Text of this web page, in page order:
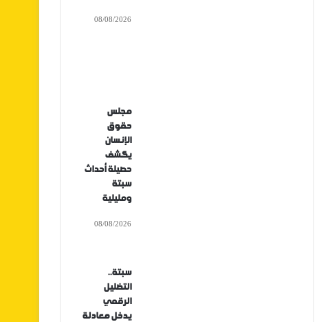
08/08/2026
مجلس
حقوق
الإنسان
يكشف
حصيلة أحداث
سبتة
ومليلية
08/08/2026
سبتة..
التضليل
الرقمي
يدخل معادلة